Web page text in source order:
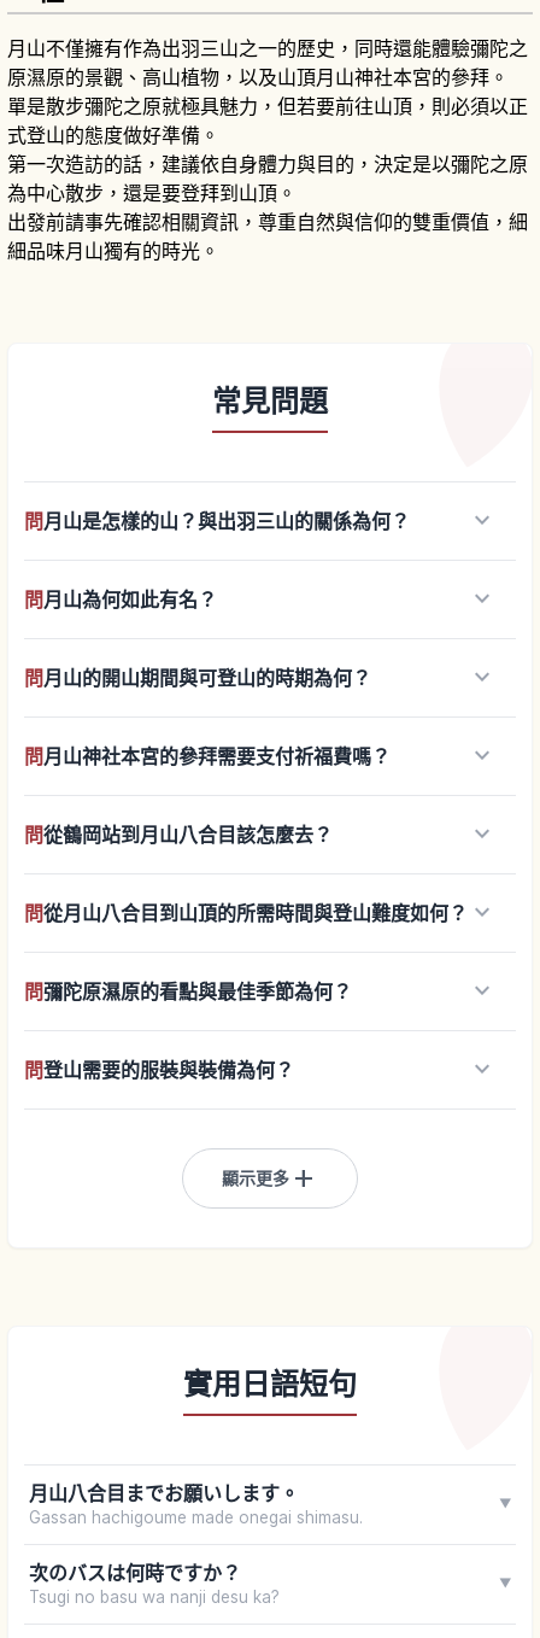
月山不僅擁有作為出羽三山之一的歷史，同時還能體驗彌陀之
原濕原的景觀、高山植物，以及山頂月山神社本宮的參拜。
單是散步彌陀之原就極具魅力，但若要前往山頂，則必須以正
式登山的態度做好準備。
第一次造訪的話，建議依自身體力與目的，決定是以彌陀之原
為中心散步，還是要登拜到山頂。
出發前請事先確認相關資訊，尊重自然與信仰的雙重價值，細
細品味月山獨有的時光。
常見問題
問月山是怎樣的山？與出羽三山的關係為何？ keyboard_arrow_down
問月山為何如此有名？ keyboard_arrow_down
問月山的開山期間與可登山的時期為何？ keyboard_arrow_down
問月山神社本宮的參拜需要支付祈福費嗎？ keyboard_arrow_down
問從鶴岡站到月山八合目該怎麼去？ keyboard_arrow_down
問從月山八合目到山頂的所需時間與登山難度如何？ keyboard_arrow_down
問彌陀原濕原的看點與最佳季節為何？ keyboard_arrow_down
問登山需要的服裝與裝備為何？ keyboard_arrow_down
顯示更多 add
實用日語短句
月山八合目までお願いします。
Gassan hachigoume made onegai shimasu.
▼
次のバスは何時ですか？
Tsugi no basu wa nanji desu ka?
▼